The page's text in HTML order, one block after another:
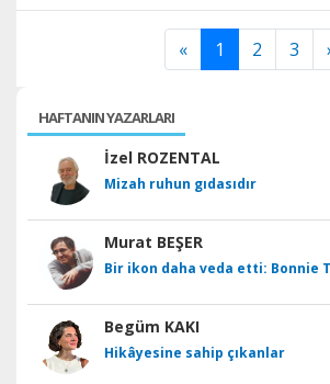
« 1 2 3
HAFTANIN YAZARLARI
İzel ROZENTAL
Mizah ruhun gıdasıdır
Murat BEŞER
Bir ikon daha veda etti: Bonnie
Begüm KAKI
Hikâyesine sahip çıkanlar